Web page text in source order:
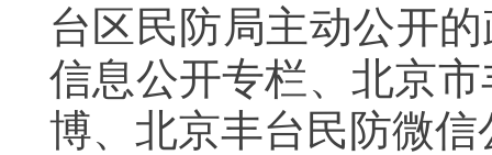
台区民防局主动公开
信息公开专栏、北京
博、北京丰台民防微